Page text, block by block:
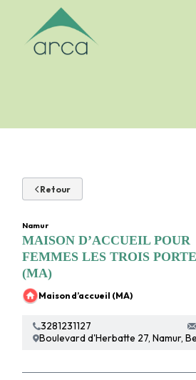
Logo Arca-asbl
Retour
Namur
MAISON D’ACCUEIL POUR
FEMMES LES TROIS
(MA)
Maison d’accueil (MA)
3281231127
Boulevard d'Herbatte 27, Namur,